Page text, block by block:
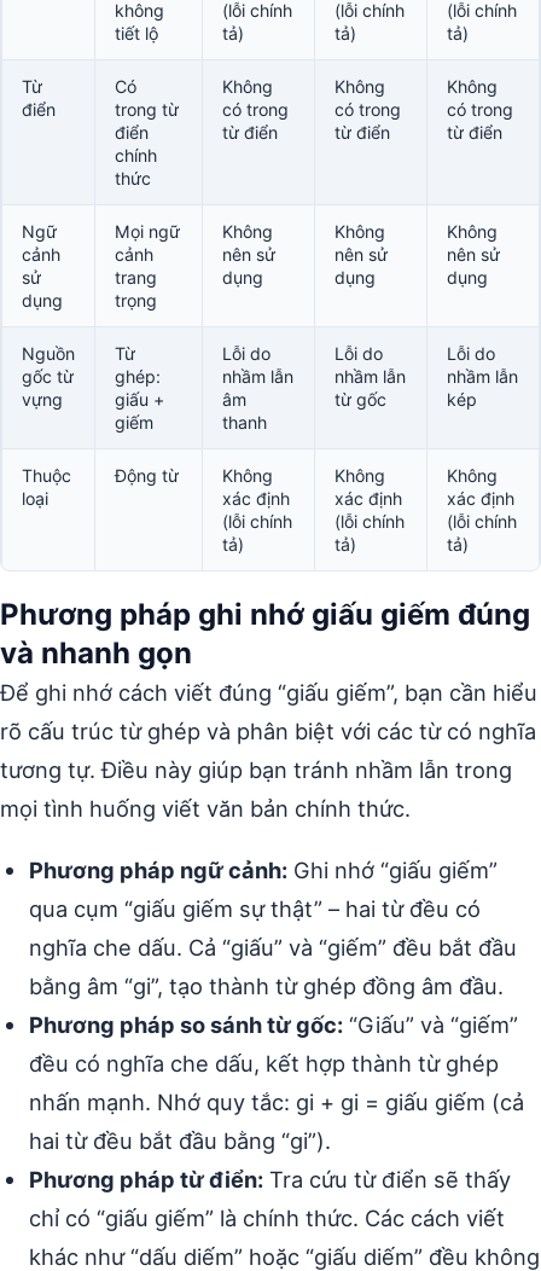
không
tiết lộ
(lỗi chính
tả)
(lỗi chính
tả)
(lỗi chính
tả)
Từ
điển
Có
trong từ
điển
chính
thức
Không
có trong
từ điển
Không
có trong
từ điển
Không
có trong
từ điển
Ngữ
cảnh
sử
dụng
Mọi ngữ
cảnh
trang
trọng
Không
nên sử
dụng
Không
nên sử
dụng
Không
nên sử
dụng
Nguồn
gốc từ
vựng
Từ
ghép:
giấu +
giếm
Lỗi do
nhầm lẫn
âm
thanh
Lỗi do
nhầm lẫn
từ gốc
Lỗi do
nhầm lẫn
kép
Thuộc
loại
Động từ
Không
xác định
(lỗi chính
tả)
Không
xác định
(lỗi chính
tả)
Không
xác định
(lỗi chính
tả)
Phương pháp ghi nhớ giấu giếm đúng
và nhanh gọn
Để ghi nhớ cách viết đúng “giấu giếm”, bạn cần hiểu
rõ cấu trúc từ ghép và phân biệt với các từ có nghĩa
tương tự. Điều này giúp bạn tránh nhầm lẫn trong
mọi tình huống viết văn bản chính thức.
Phương pháp ngữ cảnh: Ghi nhớ “giấu giếm”
qua cụm “giấu giếm sự thật” – hai từ đều có
nghĩa che dấu. Cả “giấu” và “giếm” đều bắt đầu
bằng âm “gi”, tạo thành từ ghép đồng âm đầu.
Phương pháp so sánh từ gốc: “Giấu” và “giếm”
đều có nghĩa che dấu, kết hợp thành từ ghép
nhấn mạnh. Nhớ quy tắc: gi + gi = giấu giếm (cả
hai từ đều bắt đầu bằng “gi”).
Phương pháp từ điển: Tra cứu từ điển sẽ thấy
chỉ có “giấu giếm” là chính thức. Các cách viết
khác như “dấu diếm” hoặc “giấu diếm” đều không